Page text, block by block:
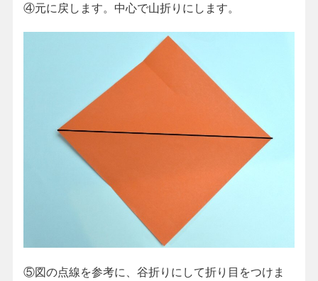
④元に戻します。中心で山折りにします。
⑤図の点線を参考に、谷折りにして折り目をつけま